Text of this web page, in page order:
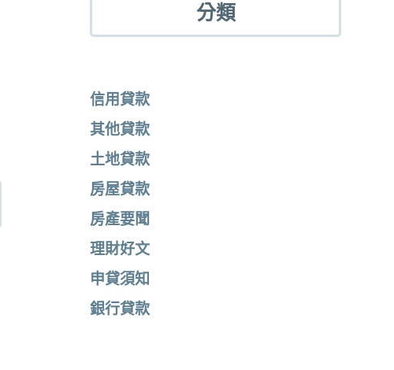
分類
信用貸款
其他貸款
土地貸款
房屋貸款
房產要聞
理財好文
申貸須知
銀行貸款